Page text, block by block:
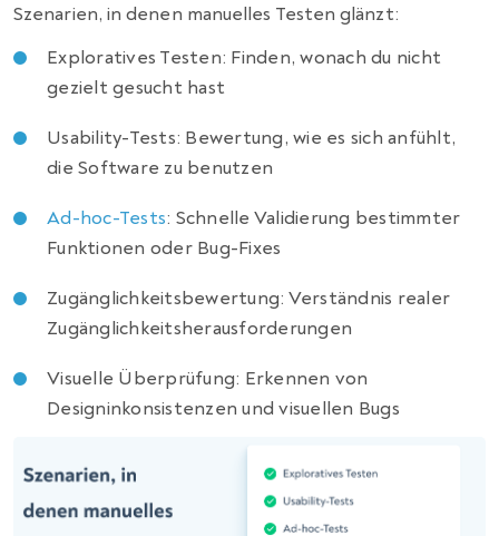
Szenarien, in denen manuelles Testen glänzt:
Exploratives Testen: Finden, wonach du nicht
gezielt gesucht hast
Usability-Tests: Bewertung, wie es sich anfühlt,
die Software zu benutzen
Ad-hoc-Tests: Schnelle Validierung bestimmter
Funktionen oder Bug-Fixes
Zugänglichkeitsbewertung: Verständnis realer
Zugänglichkeitsherausforderungen
Visuelle Überprüfung: Erkennen von
Designinkonsistenzen und visuellen Bugs